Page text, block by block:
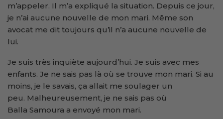
m’appeler. Il m’a expliqué la situation. Depuis ce jour,
je n’ai aucune nouvelle de mon mari. Même son
avocat me dit toujours qu’il n’a aucune nouvelle de
lui.
Je suis très inquiète aujourd’hui. Je suis avec mes
enfants. Je ne sais pas là où se trouve mon mari. Si au
moins, je le savais, ça allait me soulager un
peu. Malheureusement, je ne sais pas où
Balla Samoura a envoyé mon mari.